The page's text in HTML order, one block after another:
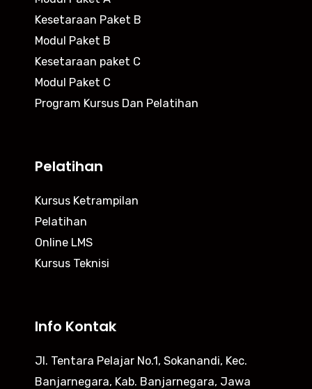
Kesetaraan Paket B
Modul Paket B
Kesetaraan paket C
Modul Paket C
Program Kursus Dan Pelatihan
Pelatihan
Kursus Ketrampilan
Pelatihan
Online LMS
Kursus Teknisi
Info Kontak
Jl. Tentara Pelajar No.1, Sokanandi, Kec.
Banjarnegara, Kab. Banjarnegara, Jawa